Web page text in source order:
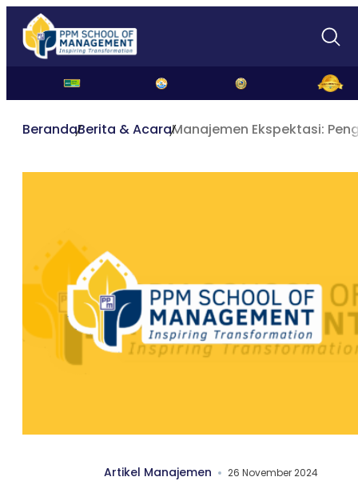
BerandaBerita & AcaraManajemen Ekspektasi:
Artikel Manajemen 26 November 2024